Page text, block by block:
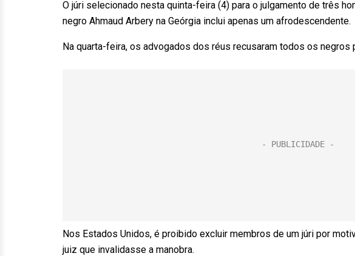
O júri selecionado nesta quinta-feira (4) para o julgamento de três
negro Ahmaud Arbery na Geórgia inclui apenas um afrodescendente.
Na quarta-feira, os advogados dos réus recusaram todos os negros
Nos Estados Unidos, é proibido excluir membros de um júri por
juiz que invalidasse a manobra.